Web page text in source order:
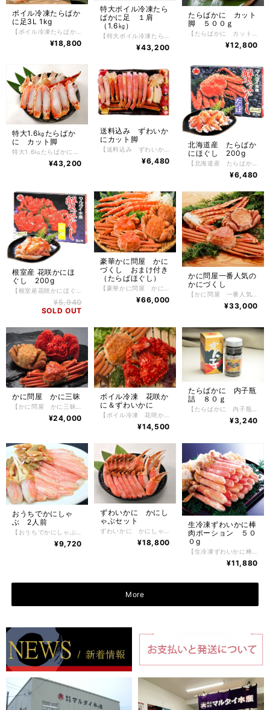
ボイル冷凍たらばか
に足3L 1kg
¥18,800
特大ボイル冷凍たら
ばかに足 １肩
（1.6㎏）
¥43,200
たらばかに カット
脚 ５００ｇ
¥12,800
特大1.6㎏たらばか
に カット脚
¥43,200
送料込み ずわいか
にカット脚
¥6,480
北海道産 たらばか
にほぐし 200g
¥6,480
根室産 花咲かにほ
ぐし 200g
¥5,940
SOLD OUT
豪華かに問屋 かに
づくし おまけ付き
（たらばほぐし）
¥66,000
かに問屋一番人気の
かにづくし
【かに問屋 一番人気のかにづくし】 ボイル冷凍たらばかに足 800g 1パック ボイル冷凍ずわいに姿 600ｇ 1尾 ボイル冷凍毛がに 400g 1尾 根室の自社工場でボイル加工した自慢の鮮度が良く、身の入りがしっかりしたかにだけを厳選し、かにの達人工場長が絶妙な塩加減と茹で時間で美味しくボイルした後、急速冷凍で旨味と鮮度を閉じ込めました。 かに問屋 一番人気のかにづくし 【お召し上がり方】 冷凍状態でお届けしますので深めの皿に甲羅を下にしてラップ等をかけ自然解凍で解凍してください。 ※電子レンジでの解凍は旨みが逃げてしまいますのでおやめ下さい。 【特定原材料】 かに 【配送方法】 冷凍便 【保存方法】 -18℃以下で保存して下さい。 解凍後は冷蔵庫で2日間、保存期間は冷凍庫で約2ヶ月。
¥33,000
かに問屋 かに三昧
¥24,000
ボイル冷凍 花咲か
に＆ずわいかに
¥14,500
たらばかに 内子瓶
詰 ８０ｇ
¥3,240
おうちでかにしゃ
ぶ 2人前
¥9,720
ずわいかに かにし
ゃぶセット
¥18,800
生冷凍ずわいかに棒
肉ポーション ５０
０g
¥11,880
More